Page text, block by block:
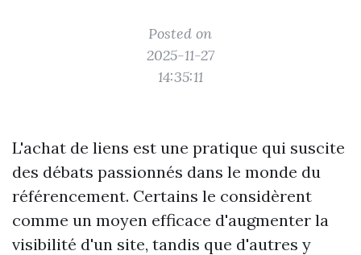
Posted on
2025-11-27
14:35:11
L'achat de liens est une pratique qui suscite
des débats passionnés dans le monde du
référencement. Certains le considèrent
comme un moyen efficace d'augmenter la
visibilité d'un site, tandis que d'autres y